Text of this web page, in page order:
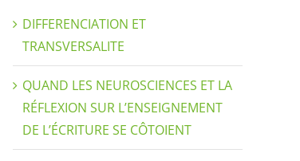
DIFFERENCIATION ET
TRANSVERSALITE
QUAND LES NEUROSCIENCES ET LA
RÉFLEXION SUR L’ENSEIGNEMENT
DE L’ÉCRITURE SE CÔTOIENT